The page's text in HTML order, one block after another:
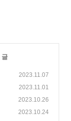
글
2023.11.07
2023.11.01
2023.10.26
2023.10.24